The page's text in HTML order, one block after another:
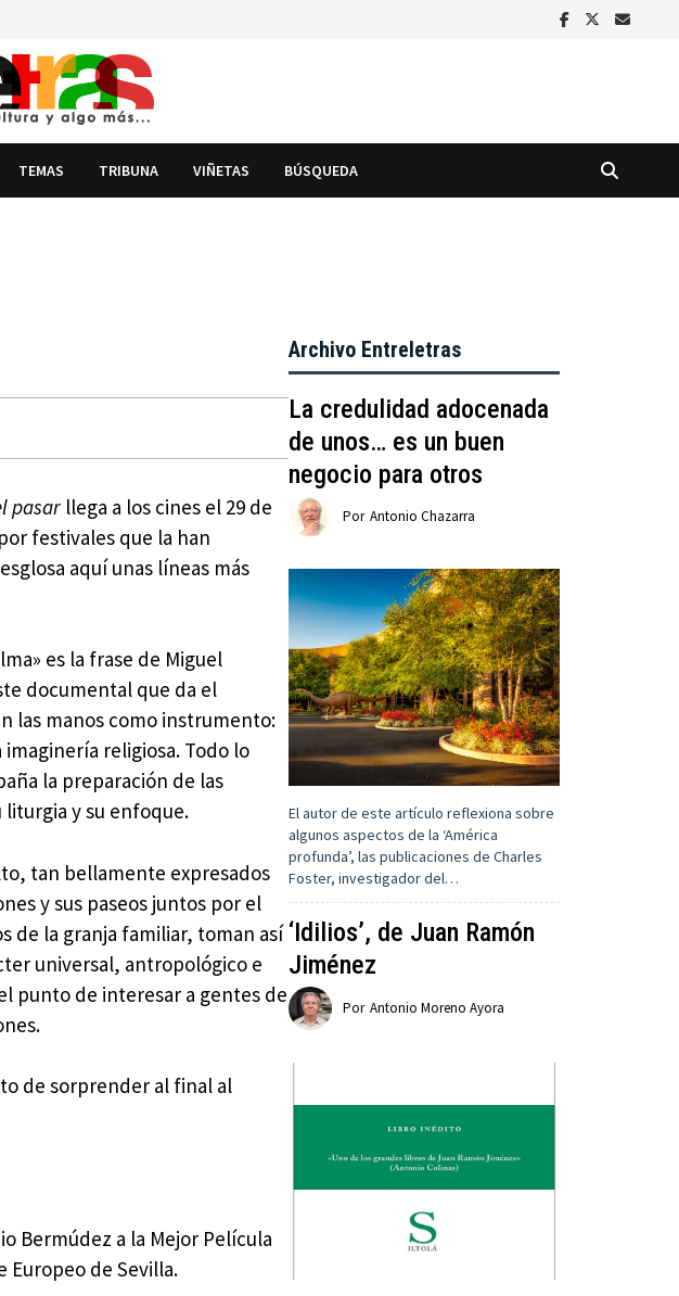
TEMAS TRIBUNA VIÑETAS BÚSQUEDA
pasar llega a los cines el 29 de
festivales que la han
aquí unas líneas más
es la frase de Miguel
documental que da el
las manos como instrumento:
religiosa. Todo lo
la preparación de las
liturgia y su enfoque.
tan bellamente expresados
y sus paseos juntos por el
de la granja familiar, toman así
universal, antropológico e
punto de interesar a gentes de
de sorprender al final al
Bermúdez a la Mejor Película
Europeo de Sevilla.
Archivo Entreletras
La credulidad adocenada
de unos… es un buen
negocio para otros
Por Antonio Chazarra
El autor de este artículo reflexiona sobre
algunos aspectos de la ‘América
profunda’, las publicaciones de Charles
Foster, investigador del…
‘Idilios’, de Juan Ramón
Jiménez
Por Antonio Moreno Ayora